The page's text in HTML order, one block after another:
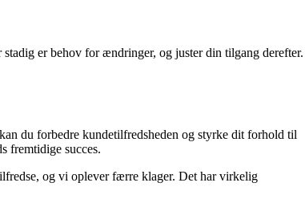
er behov for ændringer, og juster din tilgang derefter.
du forbedre kundetilfredsheden og styrke dit forhold til
fremtidige succes.
og vi oplever færre klager. Det har virkelig